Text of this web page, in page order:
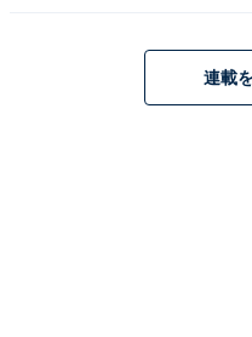
1996年からテレビアニメ
したほか、原作も1000話
連載